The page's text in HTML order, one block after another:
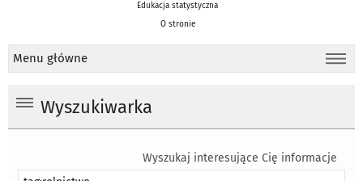
Edukacja statystyczna
O stronie
Menu główne
Wyszukiwarka
Wyszukaj interesujące Cię informacje